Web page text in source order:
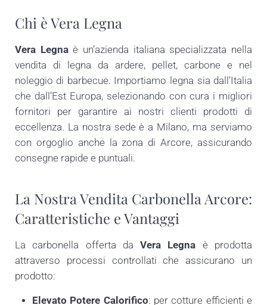
Chi è Vera Legna
Vera Legnaè un’azienda italiana specializzata nella
vendita di legna da ardere, pellet, carbone e nel
noleggio di barbecue. Importiamo legna sia dall’Italia
che dall’Est Europa, selezionando con cura i migliori
fornitori per garantire ai nostri clienti prodotti di
eccellenza. La nostra sede è a Milano, ma serviamo
con orgoglio anche la zona di Arcore, assicurando
consegne rapide e puntuali.
La Nostra Vendita Carbonella Arcore:
Caratteristiche e Vantaggi
La carbonella offerta daVera Legna è prodotta
attraverso processi controllati che assicurano un
prodotto:
Elevato Potere Calorifico: per cotture efficienti e